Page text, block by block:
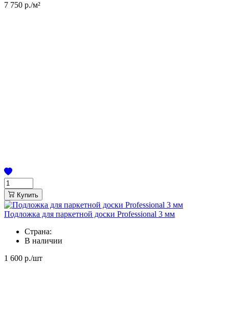
7 750 р./м²
Купить
Подложка для паркетной доски Professional 3 мм
Страна:
В наличии
1 600 р./шт